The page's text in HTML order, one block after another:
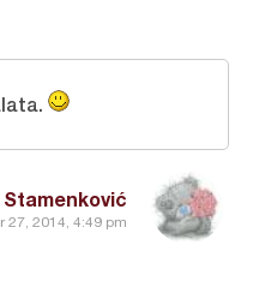
27, 2014, 4:49 pm